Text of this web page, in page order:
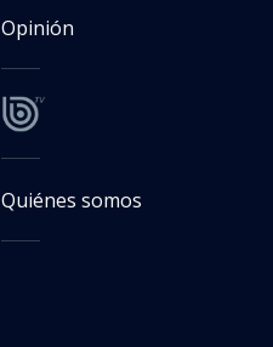
Opinión
Quiénes somos